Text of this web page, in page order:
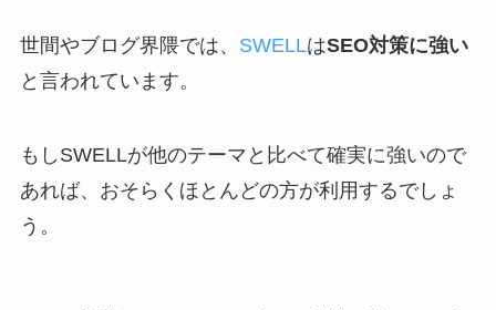
世間やブログ界隈では、 SWELLはSEO対策に強い
と言われています。
もしSWELLが他のテーマと比べて確実に強いので
あれば、おそらくほとんどの方が利用するでしょ
う。